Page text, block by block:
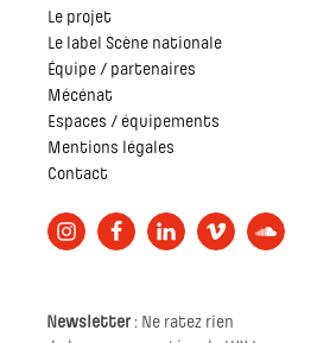
Le projet
Le label Scène nationale
Équipe / partenaires
Mécénat
Espaces / équipements
Mentions légales
Contact
Newsletter: Ne ratez rien